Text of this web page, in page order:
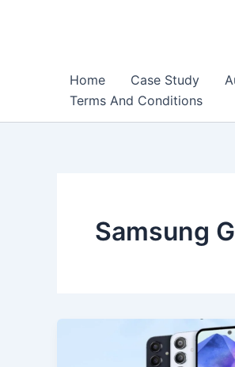
Home Case Study
Terms And Conditions
Samsung